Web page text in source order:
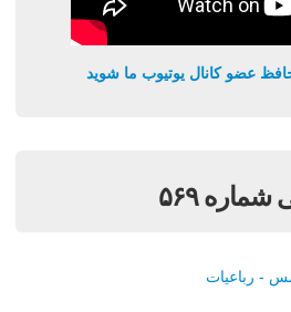
عضو کانال یوتیوب ما شوید
شماره ۵۶۹
- رباعیات